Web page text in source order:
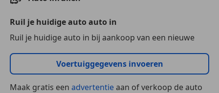
Ruil je huidige auto auto in
Ruil je huidige auto in bij aankoop van een nieuwe
Voertuiggegevens invoeren
Maak gratis een advertentieaan of verkoop de auto